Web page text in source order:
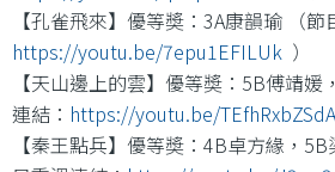
【孔雀飛來】優等奬：3A康韻瑜 （節
https://youtu.be/7epu1EFILUk ）
【天山邊上的雲】優等奬：5B傅靖
連結： https://youtu.be/TEfhRxbZSdA
【秦王點兵】優等奬：4B卓方緣，